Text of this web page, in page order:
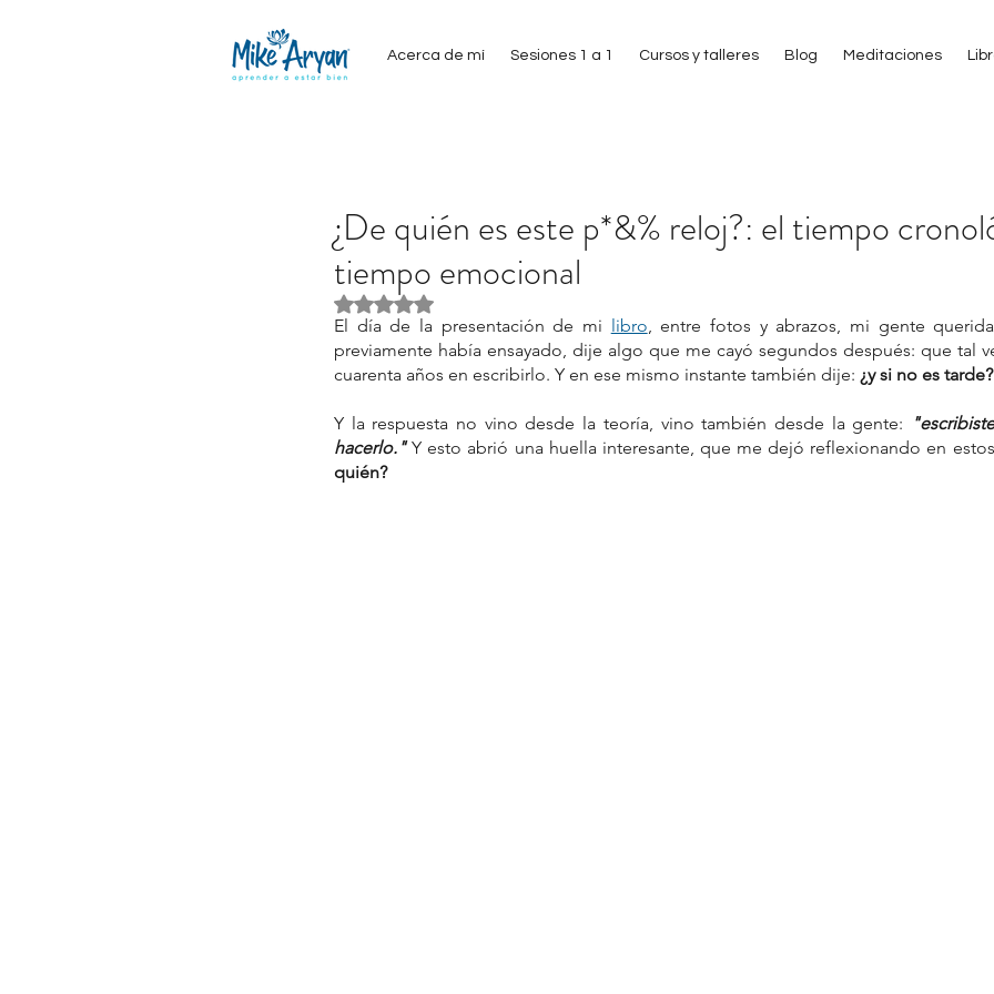
Acerca de mí Sesiones 1 a 1 Cursos y talleres Blog Meditaciones
Our Recent Posts
¿De quién es este p*&% reloj?: el tiempo
tiempo emocional
Obtuvo NaN de 5 estrellas.
El día de la presentación de mi libro, entre fotos y abrazos, mi gente
previamente había ensayado, dije algo que me cayó segundos después: que tal
cuarenta años en escribirlo. Y en ese mismo instante también dije: ¿y si no es tarde?
Y la respuesta no vino desde la teoría, vino también desde la gente:
hacerlo." Y esto abrió una huella interesante, que me dejó reflexionando en
quién?